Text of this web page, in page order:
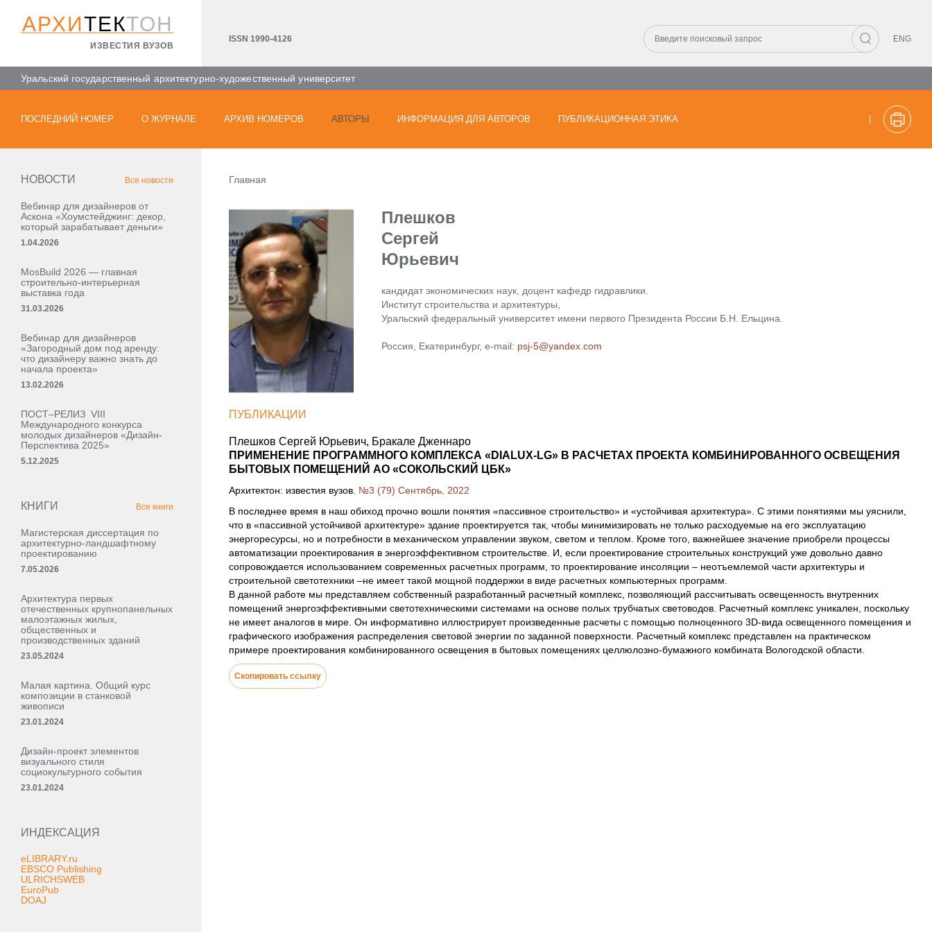
АРХИТЕКТОН
ИЗВЕСТИЯ ВУЗОВ
ISSN 1990-4126 ENG
Уральский государственный архитектурно-художественный университет
ПОСЛЕДНИЙ НОМЕР О ЖУРНАЛЕ АРХИВ НОМЕРОВ АВТОРЫ ИНФОРМАЦИЯ ДЛЯ АВТОРОВ ПУБЛИКАЦИОННАЯ ЭТИКА
НОВОСТИ Все новости
Вебинар для дизайнеров от
Аскона «Хоумстейджинг: декор,
который зарабатывает деньги»
1.04.2026
MosBuild 2026 — главная
строительно-интерьерная
выставка года
31.03.2026
Вебинар для дизайнеров
«Загородный дом под аренду:
что дизайнеру важно знать до
начала проекта»
13.02.2026
ПОСТ–РЕЛИЗ VIII
Международного конкурса
молодых дизайнеров «Дизайн-
Перспектива 2025»
5.12.2025
КНИГИ Все книги
Магистерская диссертация по
архитектурно-ландшафтному
проектированию
7.05.2026
Архитектура первых
отечественных крупнопанельных
малоэтажных жилых,
общественных и
производственных зданий
23.05.2024
Малая картина. Общий курс
композиции в станковой
живописи
23.01.2024
Дизайн-проект элементов
визуального стиля
социокультурного события
23.01.2024
ИНДЕКСАЦИЯ
eLIBRARY.ru
EBSCO Publishing
ULRICHSWEB
EuroPub
DOAJ
Главная
Плешков
Сергей
Юрьевич
кандидат экономических наук, доцент кафедр гидравлики.
Институт строительства и архитектуры,
Уральский федеральный университет имени первого Президента России Б.Н. Ельцина.
Россия, Екатеринбург, e-mail: psj-5@yandex.com
ПУБЛИКАЦИИ
Плешков Сергей Юрьевич, Бракале Дженнаро
ПРИМЕНЕНИЕ ПРОГРАММНОГО КОМПЛЕКСА «DIALUX-LG» В РАСЧЕТАХ ПРОЕКТА КОМБИНИРОВАННОГО ОСВЕЩЕНИЯ
БЫТОВЫХ ПОМЕЩЕНИЙ АО «СОКОЛЬСКИЙ ЦБК»
Архитектон: известия вузов. №3 (79) Сентябрь, 2022
В последнее время в наш обиход прочно вошли понятия «пассивное строительство» и «устойчивая архитектура». С этими понятиями мы уяснили,
что в «пассивной устойчивой архитектуре» здание проектируется так, чтобы минимизировать не только расходуемые на его эксплуатацию
энергоресурсы, но и потребности в механическом управлении звуком, светом и теплом. Кроме того, важнейшее значение приобрели процессы
автоматизации проектирования в энергоэффективном строительстве. И, если проектирование строительных конструкций уже довольно давно
сопровождается использованием современных расчетных программ, то проектирование инсоляции – неотъемлемой части архитектуры и
строительной светотехники –не имеет такой мощной поддержки в виде расчетных компьютерных программ.
В данной работе мы представляем собственный разработанный расчетный комплекс, позволяющий рассчитывать освещенность внутренних
помещений энергоэффективными светотехническими системами на основе полых трубчатых световодов. Расчетный комплекс уникален, поскольку
не имеет аналогов в мире. Он информативно иллюстрирует произведенные расчеты с помощью полноценного 3D-вида освещенного помещения и
графического изображения распределения световой энергии по заданной поверхности. Расчетный комплекс представлен на практическом
примере проектирования комбинированного освещения в бытовых помещениях целлюлозно-бумажного комбината Вологодской области.
Скопировать ссылку